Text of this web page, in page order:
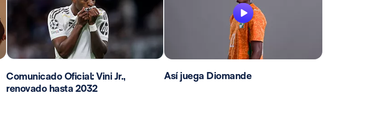
Comunicado Oficial: Vini Jr.,
renovado hasta 2032
Así juega Diomande